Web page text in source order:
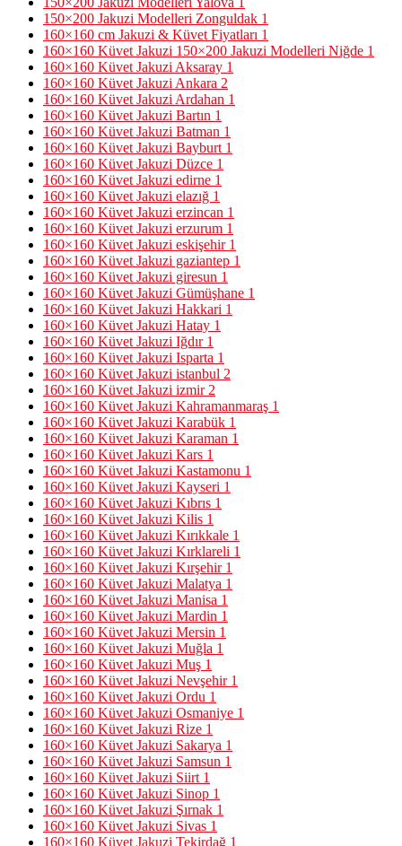
150×200 Jakuzi Modelleri Zonguldak 1
160×160 cm Jakuzi & Küvet Fiyatları 1
160×160 Küvet Jakuzi 150×200 Jakuzi Modelleri Niğde 1
160×160 Küvet Jakuzi Aksaray 1
160×160 Küvet Jakuzi Ankara 2
160×160 Küvet Jakuzi Ardahan 1
160×160 Küvet Jakuzi Bartın 1
160×160 Küvet Jakuzi Batman 1
160×160 Küvet Jakuzi Bayburt 1
160×160 Küvet Jakuzi Düzce 1
160×160 Küvet Jakuzi edirne 1
160×160 Küvet Jakuzi elazığ 1
160×160 Küvet Jakuzi erzincan 1
160×160 Küvet Jakuzi erzurum 1
160×160 Küvet Jakuzi eskişehir 1
160×160 Küvet Jakuzi gaziantep 1
160×160 Küvet Jakuzi giresun 1
160×160 Küvet Jakuzi Gümüşhane 1
160×160 Küvet Jakuzi Hakkari 1
160×160 Küvet Jakuzi Hatay 1
160×160 Küvet Jakuzi Iğdır 1
160×160 Küvet Jakuzi Isparta 1
160×160 Küvet Jakuzi istanbul 2
160×160 Küvet Jakuzi izmir 2
160×160 Küvet Jakuzi Kahramanmaraş 1
160×160 Küvet Jakuzi Karabük 1
160×160 Küvet Jakuzi Karaman 1
160×160 Küvet Jakuzi Kars 1
160×160 Küvet Jakuzi Kastamonu 1
160×160 Küvet Jakuzi Kayseri 1
160×160 Küvet Jakuzi Kıbrıs 1
160×160 Küvet Jakuzi Kilis 1
160×160 Küvet Jakuzi Kırıkkale 1
160×160 Küvet Jakuzi Kırklareli 1
160×160 Küvet Jakuzi Kırşehir 1
160×160 Küvet Jakuzi Malatya 1
160×160 Küvet Jakuzi Manisa 1
160×160 Küvet Jakuzi Mardin 1
160×160 Küvet Jakuzi Mersin 1
160×160 Küvet Jakuzi Muğla 1
160×160 Küvet Jakuzi Muş 1
160×160 Küvet Jakuzi Nevşehir 1
160×160 Küvet Jakuzi Ordu 1
160×160 Küvet Jakuzi Osmaniye 1
160×160 Küvet Jakuzi Rize 1
160×160 Küvet Jakuzi Sakarya 1
160×160 Küvet Jakuzi Samsun 1
160×160 Küvet Jakuzi Siirt 1
160×160 Küvet Jakuzi Sinop 1
160×160 Küvet Jakuzi Şırnak 1
160×160 Küvet Jakuzi Sivas 1
160×160 Küvet Jakuzi Tekirdağ 1